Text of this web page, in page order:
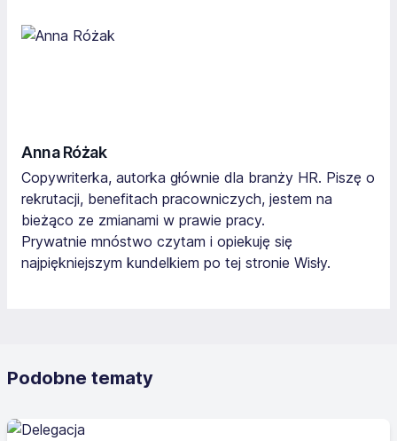
Anna Różak
Copywriterka, autorka głównie dla branży HR. Piszę o
rekrutacji, benefitach pracowniczych, jestem na
bieżąco ze zmianami w prawie pracy.
Prywatnie mnóstwo czytam i opiekuję się
najpiękniejszym kundelkiem po tej stronie Wisły.
Podobne tematy